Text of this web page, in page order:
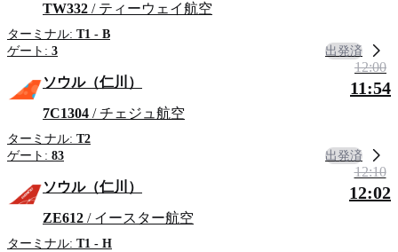
TW332 / ティーウェイ航空
ターミナル: T1 - B
ゲート: 3 出発済
ソウル（仁川）
7C1304 / チェジュ航空
ターミナル: T2
ゲート: 83
12:00
11:54
出発済
ソウル（仁川）
ZE612 / イースター航空
ターミナル: T1 - H
12:10
12:02